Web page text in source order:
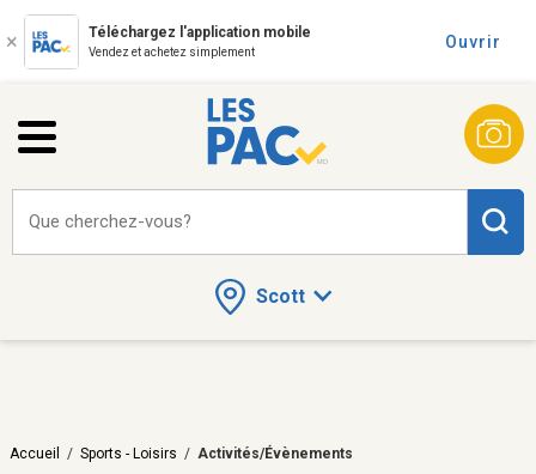
Téléchargez l'application mobile
Vendez et achetez simplement
Ouvrir
Scott
Que cherchez-vous?
Accueil / Sports - Loisirs / Activités/Évènements